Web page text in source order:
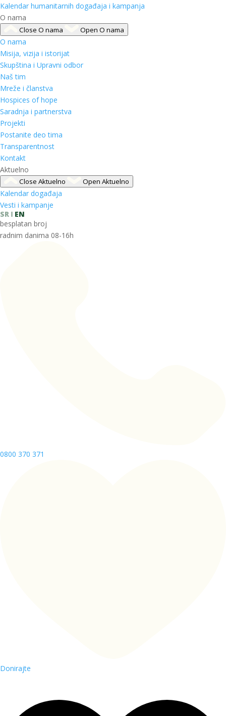
Kalendar humanitarnih događaja i kampanja
O nama
Close O nama Open O nama
O nama
Misija, vizija i istorijat
Skupština i Upravni odbor
Naš tim
Mreže i članstva
Hospices of hope
Saradnja i partnerstva
Projekti
Postanite deo tima
Transparentnost
Kontakt
Aktuelno
Close Aktuelno Open Aktuelno
Kalendar događaja
Vesti i kampanje
SR
EN
besplatan broj
radnim danima 08-16h
0800 370 371
Donirajte